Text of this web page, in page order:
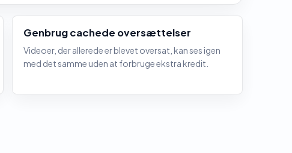
Genbrug cachede oversættelser
Videoer, der allerede er blevet oversat, kan ses igen
med det samme uden at forbruge ekstra kredit.